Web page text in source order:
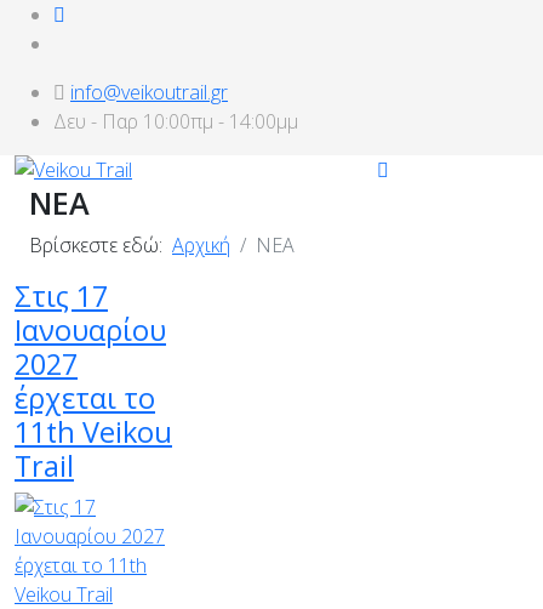
info@veikoutrail.gr
Δευ - Παρ 10:00πμ - 14:00μμ
ΝΕΑ
Βρίσκεστε εδώ: Αρχική ΝΕΑ
Στις 17
Ιανουαρίου
2027
έρχεται το
11th Veikou
Trail